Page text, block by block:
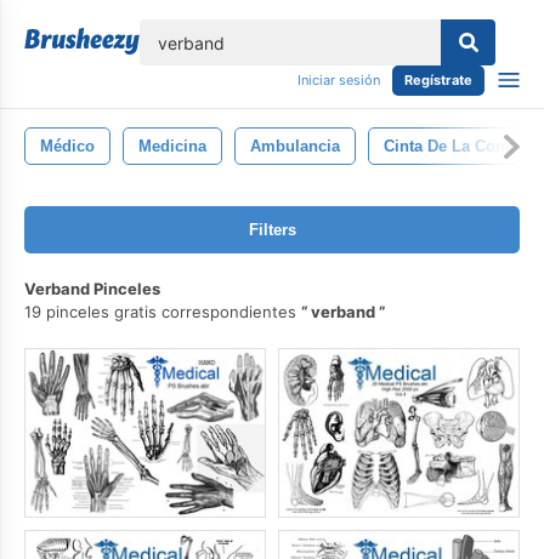
Iniciar sesión Regístrate
Médico Medicina Ambulancia Cinta De La
Filters
Verband Pinceles
19 pinceles gratis correspondientes
verband